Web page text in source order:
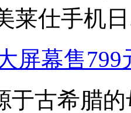
莱仕手机
屏幕售
于古希腊